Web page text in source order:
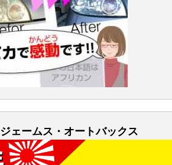
ェームス・オートバックス